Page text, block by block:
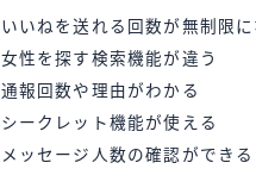
いいねを送れる回数が無制限に
女性を探す検索機能が違う
通報回数や理由がわかる
シークレット機能が使える
メッセージ人数の確認ができる